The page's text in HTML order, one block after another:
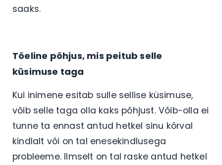
saaks.
Tõeline põhjus, mis peitub selle
küsimuse taga
Kui inimene esitab sulle sellise küsimuse,
võib selle taga olla kaks põhjust. Võib-olla ei
tunne ta ennast antud hetkel sinu kõrval
kindlalt või on tal enesekindlusega
probleeme. Ilmselt on tal raske antud hetkel